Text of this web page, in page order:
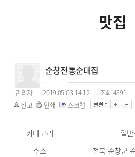
맛집
순창전통순대집
관리자 2019.05.03 14:12 조회 4391
신고
인쇄 스크랩
카테고리
일
주소
전북 순창군